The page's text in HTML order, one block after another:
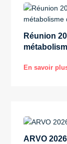
Réunion
En savoir
ARVO 2026